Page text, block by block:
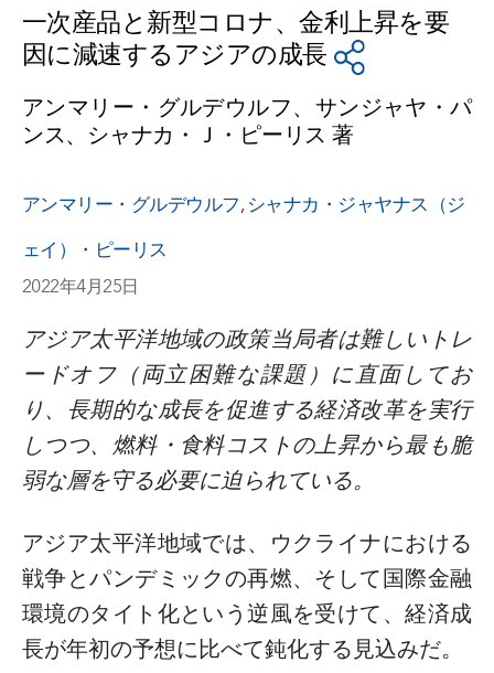
一次産品と新型コロナ、金利上昇を要
因に減速するアジアの成長
アンマリー・グルデウルフ、サンジャヤ・パ
ンス、シャナカ・Ｊ・ピーリス 著
アンマリー・グルデウルフ,シャナカ・ジャヤナス（ジ
ェイ）・ピーリス
2022年4月25日
アジア太平洋地域の政策当局者は難しいトレ
ードオフ（両立困難な課題）に直面してお
り、長期的な成長を促進する経済改革を実行
しつつ、燃料・食料コストの上昇から最も脆
弱な層を守る必要に迫られている。
アジア太平洋地域では、ウクライナにおける
戦争とパンデミックの再燃、そして国際金融
環境のタイト化という逆風を受けて、経済成
長が年初の予想に比べて鈍化する見込みだ。